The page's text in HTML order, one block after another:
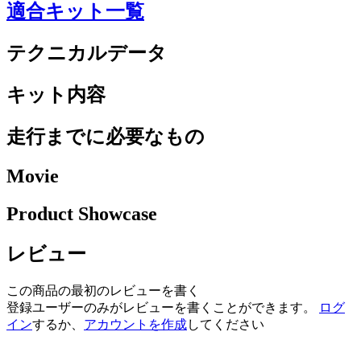
適合キット一覧
テクニカルデータ
キット内容
走行までに必要なもの
Movie
Product Showcase
レビュー
この商品の最初のレビューを書く
登録ユーザーのみがレビューを書くことができます。
ログ
インするか、 アカウントを作成してください